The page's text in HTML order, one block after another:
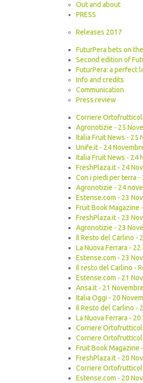
Out and about
PRESS
Releases 2017
FuturPera bets on
Second edition of
FuturPera: a perfect
Info and credits
Communication
Press review
Corriere
Agronotizie - 25
Italia Fruit News - 25
Unife.it - 24
Italia Fruit News - 24
FreshPlaza.it - 24
Con i piedi per terra -
Agronotizie - 24
Estense.com - 23
Fruit Book Magazine
FreshPlaza.it - 23
Agronotizie - 23
Il Resto del Carlino -
La Nuova Ferrara -
Estense.com - 23
Il resto del Carlino -
Estense.com - 21
Ansa.it - 21
Italia Oggi - 20
Il Resto del Carlino -
La Nuova Ferrara -
Corriere
Corriere
Fruit Book Magazine
FreshPlaza.it - 20
Corriere
Estense.com - 20